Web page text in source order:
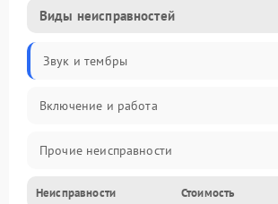
Виды неисправностей
Звук и тембры
Включение и работа
Прочие неисправности
Управление и электроника
Неисправности Стоимость